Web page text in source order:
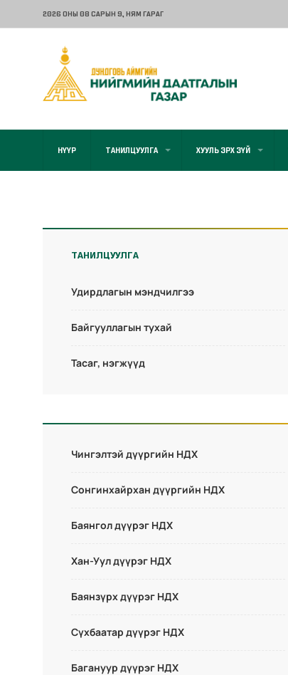
2026 ОНЫ 08 САРЫН 9, НЯМ ГАРАГ
НҮҮР ТАНИЛЦУУЛГА ХУУЛЬ ЭРХ ЗҮЙ
ТАНИЛЦУУЛГА
Удирдлагын мэндчилгээ
Байгууллагын тухай
Тасаг, нэгжүүд
Чингэлтэй дүүргийн НДХ
Сонгинхайрхан дүүргийн НДХ
Баянгол дүүрэг НДХ
Хан-Уул дүүрэг НДХ
Баянзүрх дүүрэг НДХ
Сүхбаатар дүүрэг НДХ
Багануур дүүрэг НДХ